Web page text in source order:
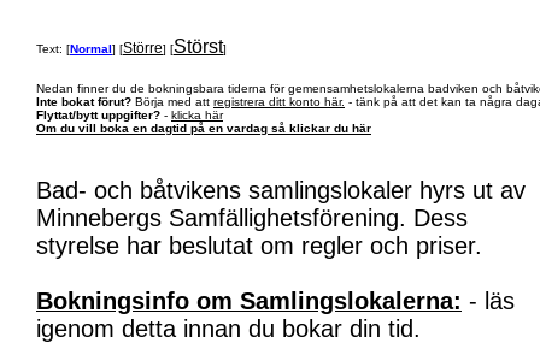
Text: [Normal] [Större] [Störst]
Nedan finner du de bokningsbara tiderna för gemensamhetslokalerna badviken och
Inte bokat förut? Börja med att registrera ditt konto här. - tänk på att det kan ta några
Flyttat/bytt uppgifter? - klicka här
Om du vill boka en dagtid på en vardag så klickar du här
Bad- och båtvikens samlingslokaler hyrs ut av
Minnebergs Samfällighetsförening. Dess
styrelse har beslutat om regler och priser.
Bokningsinfo om Samlingslokalerna: - läs
igenom detta innan du bokar din tid.